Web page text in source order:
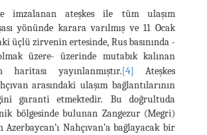
imzalanan ateşkes ile tüm ulaşım
yönünde karara varılmış ve 11 Ocak
üçlü zirvenin ertesinde, Rus basınında -
üzere- üzerinde mutabık kalınan
haritası yayınlanmıştır.[4] Ateşkes
arasındaki ulaşım bağlantılarının
garanti etmektedir. Bu doğrultuda
bölgesinde bulunan Zangezur (Megri)
Nahçıvan’a bağlayacak bir